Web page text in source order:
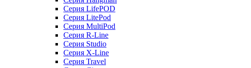
Серия LifePOD
Серия LitePod
Серия MultiPod
Серия R-Line
Серия Studio
Серия X-Line
Серия Travel